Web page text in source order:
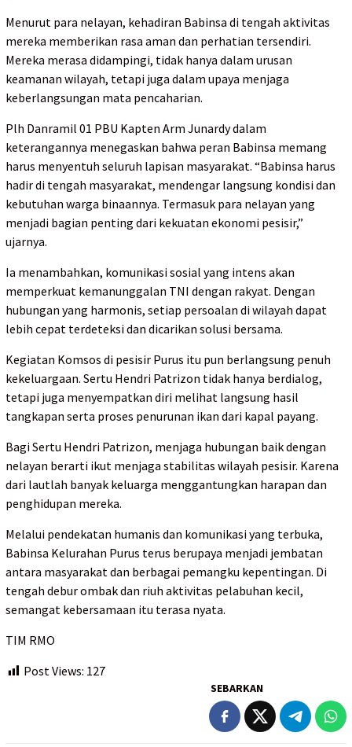
Menurut para nelayan, kehadiran Babinsa di tengah aktivitas
mereka memberikan rasa aman dan perhatian tersendiri.
Mereka merasa didampingi, tidak hanya dalam urusan
keamanan wilayah, tetapi juga dalam upaya menjaga
keberlangsungan mata pencaharian.
Plh Danramil 01 PBU Kapten Arm Junardy dalam
keterangannya menegaskan bahwa peran Babinsa memang
harus menyentuh seluruh lapisan masyarakat. “Babinsa harus
hadir di tengah masyarakat, mendengar langsung kondisi dan
kebutuhan warga binaannya. Termasuk para nelayan yang
menjadi bagian penting dari kekuatan ekonomi pesisir,”
ujarnya.
Ia menambahkan, komunikasi sosial yang intens akan
memperkuat kemanunggalan TNI dengan rakyat. Dengan
hubungan yang harmonis, setiap persoalan di wilayah dapat
lebih cepat terdeteksi dan dicarikan solusi bersama.
Kegiatan Komsos di pesisir Purus itu pun berlangsung penuh
kekeluargaan. Sertu Hendri Patrizon tidak hanya berdialog,
tetapi juga menyempatkan diri melihat langsung hasil
tangkapan serta proses penurunan ikan dari kapal payang.
Bagi Sertu Hendri Patrizon, menjaga hubungan baik dengan
nelayan berarti ikut menjaga stabilitas wilayah pesisir. Karena
dari lautlah banyak keluarga menggantungkan harapan dan
penghidupan mereka.
Melalui pendekatan humanis dan komunikasi yang terbuka,
Babinsa Kelurahan Purus terus berupaya menjadi jembatan
antara masyarakat dan berbagai pemangku kepentingan. Di
tengah debur ombak dan riuh aktivitas pelabuhan kecil,
semangat kebersamaan itu terasa nyata.
TIM RMO
Post Views: 127
SEBARKAN